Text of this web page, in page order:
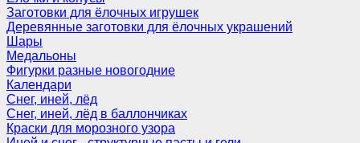
Заготовки для ёлочных игрушек
Деревянные заготовки для ёлочных украшений
Шары
Медальоны
Фигурки разные новогодние
Календари
Снег, иней, лёд
Снег, иней, лёд в баллончиках
Краски для морозного узора